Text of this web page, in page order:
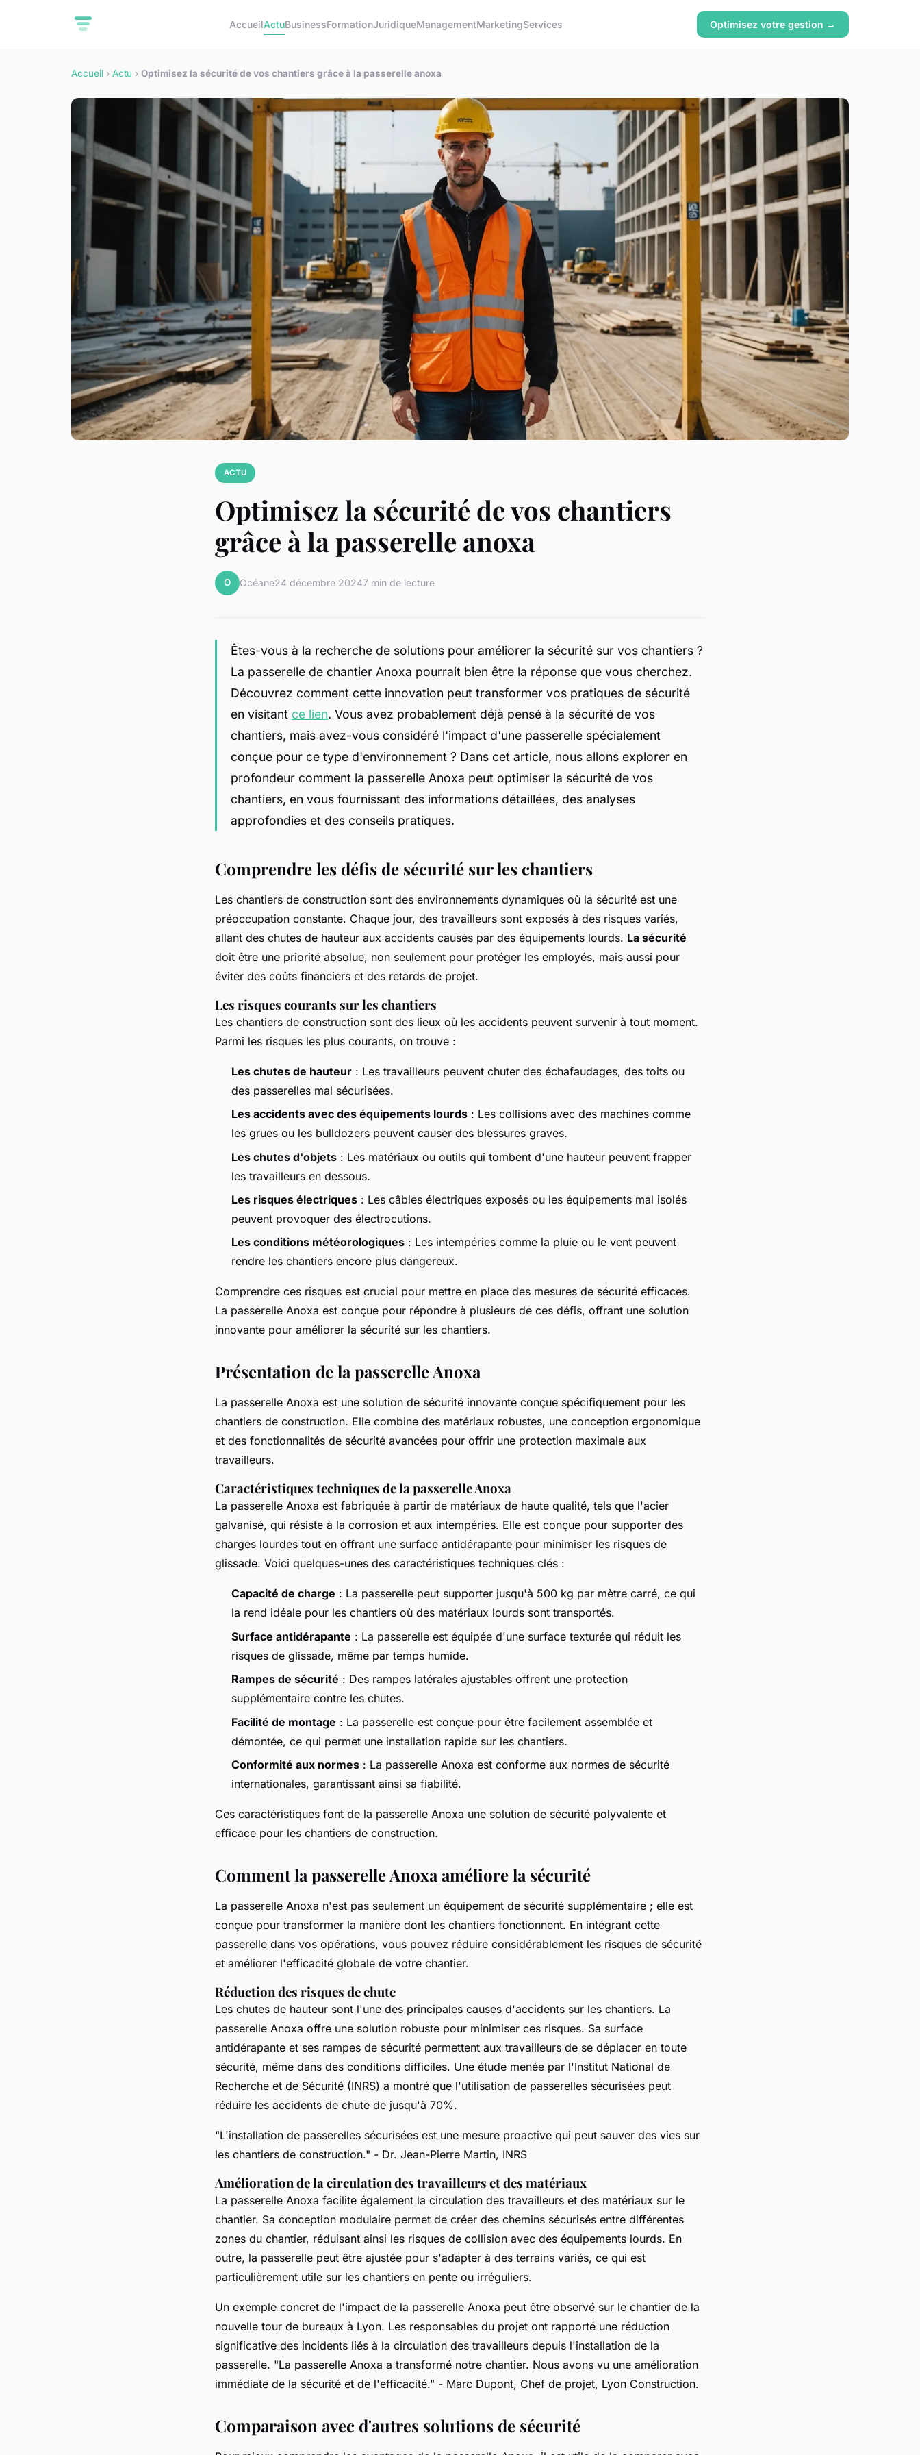
AccueilActuBusinessFormationJuridiqueManagementMarketingServices Optimisez votre gestion →
Accueil › Actu › Optimisez la sécurité de vos chantiers grâce à la passerelle anoxa
ACTU
Optimisez la sécurité de vos chantiers
grâce à la passerelle anoxa
O Océane24 décembre 20247 min de lecture
Êtes-vous à la recherche de solutions pour améliorer la sécurité sur vos chantiers ?
La passerelle de chantier Anoxa pourrait bien être la réponse que vous cherchez.
Découvrez comment cette innovation peut transformer vos pratiques de sécurité
en visitant ce lien. Vous avez probablement déjà pensé à la sécurité de vos
chantiers, mais avez-vous considéré l'impact d'une passerelle spécialement
conçue pour ce type d'environnement ? Dans cet article, nous allons explorer en
profondeur comment la passerelle Anoxa peut optimiser la sécurité de vos
chantiers, en vous fournissant des informations détaillées, des analyses
approfondies et des conseils pratiques.
Comprendre les défis de sécurité sur les chantiers
Les chantiers de construction sont des environnements dynamiques où la sécurité est une
préoccupation constante. Chaque jour, des travailleurs sont exposés à des risques variés,
allant des chutes de hauteur aux accidents causés par des équipements lourds. La sécurité
doit être une priorité absolue, non seulement pour protéger les employés, mais aussi pour
éviter des coûts financiers et des retards de projet.
Les risques courants sur les chantiers
Les chantiers de construction sont des lieux où les accidents peuvent survenir à tout moment.
Parmi les risques les plus courants, on trouve :
Les chutes de hauteur : Les travailleurs peuvent chuter des échafaudages, des toits ou
des passerelles mal sécurisées.
Les accidents avec des équipements lourds : Les collisions avec des machines comme
les grues ou les bulldozers peuvent causer des blessures graves.
Les chutes d'objets : Les matériaux ou outils qui tombent d'une hauteur peuvent frapper
les travailleurs en dessous.
Les risques électriques : Les câbles électriques exposés ou les équipements mal isolés
peuvent provoquer des électrocutions.
Les conditions météorologiques : Les intempéries comme la pluie ou le vent peuvent
rendre les chantiers encore plus dangereux.
Comprendre ces risques est crucial pour mettre en place des mesures de sécurité efficaces.
La passerelle Anoxa est conçue pour répondre à plusieurs de ces défis, offrant une solution
innovante pour améliorer la sécurité sur les chantiers.
Présentation de la passerelle Anoxa
La passerelle Anoxa est une solution de sécurité innovante conçue spécifiquement pour les
chantiers de construction. Elle combine des matériaux robustes, une conception ergonomique
et des fonctionnalités de sécurité avancées pour offrir une protection maximale aux
travailleurs.
Caractéristiques techniques de la passerelle Anoxa
La passerelle Anoxa est fabriquée à partir de matériaux de haute qualité, tels que l'acier
galvanisé, qui résiste à la corrosion et aux intempéries. Elle est conçue pour supporter des
charges lourdes tout en offrant une surface antidérapante pour minimiser les risques de
glissade. Voici quelques-unes des caractéristiques techniques clés :
Capacité de charge : La passerelle peut supporter jusqu'à 500 kg par mètre carré, ce qui
la rend idéale pour les chantiers où des matériaux lourds sont transportés.
Surface antidérapante : La passerelle est équipée d'une surface texturée qui réduit les
risques de glissade, même par temps humide.
Rampes de sécurité : Des rampes latérales ajustables offrent une protection
supplémentaire contre les chutes.
Facilité de montage : La passerelle est conçue pour être facilement assemblée et
démontée, ce qui permet une installation rapide sur les chantiers.
Conformité aux normes : La passerelle Anoxa est conforme aux normes de sécurité
internationales, garantissant ainsi sa fiabilité.
Ces caractéristiques font de la passerelle Anoxa une solution de sécurité polyvalente et
efficace pour les chantiers de construction.
Comment la passerelle Anoxa améliore la sécurité
La passerelle Anoxa n'est pas seulement un équipement de sécurité supplémentaire ; elle est
conçue pour transformer la manière dont les chantiers fonctionnent. En intégrant cette
passerelle dans vos opérations, vous pouvez réduire considérablement les risques de sécurité
et améliorer l'efficacité globale de votre chantier.
Réduction des risques de chute
Les chutes de hauteur sont l'une des principales causes d'accidents sur les chantiers. La
passerelle Anoxa offre une solution robuste pour minimiser ces risques. Sa surface
antidérapante et ses rampes de sécurité permettent aux travailleurs de se déplacer en toute
sécurité, même dans des conditions difficiles. Une étude menée par l'Institut National de
Recherche et de Sécurité (INRS) a montré que l'utilisation de passerelles sécurisées peut
réduire les accidents de chute de jusqu'à 70%.
"L'installation de passerelles sécurisées est une mesure proactive qui peut sauver des vies sur
les chantiers de construction." - Dr. Jean-Pierre Martin, INRS
Amélioration de la circulation des travailleurs et des matériaux
La passerelle Anoxa facilite également la circulation des travailleurs et des matériaux sur le
chantier. Sa conception modulaire permet de créer des chemins sécurisés entre différentes
zones du chantier, réduisant ainsi les risques de collision avec des équipements lourds. En
outre, la passerelle peut être ajustée pour s'adapter à des terrains variés, ce qui est
particulièrement utile sur les chantiers en pente ou irréguliers.
Un exemple concret de l'impact de la passerelle Anoxa peut être observé sur le chantier de la
nouvelle tour de bureaux à Lyon. Les responsables du projet ont rapporté une réduction
significative des incidents liés à la circulation des travailleurs depuis l'installation de la
passerelle. "La passerelle Anoxa a transformé notre chantier. Nous avons vu une amélioration
immédiate de la sécurité et de l'efficacité." - Marc Dupont, Chef de projet, Lyon Construction.
Comparaison avec d'autres solutions de sécurité